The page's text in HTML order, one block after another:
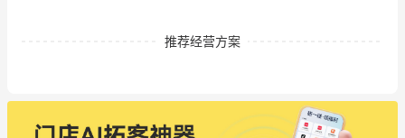
推荐经营方案